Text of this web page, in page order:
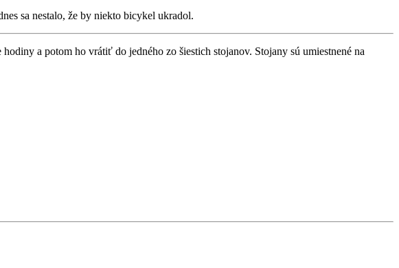
sa nestalo, že by niekto bicykel ukradol.
a potom ho vrátiť do jedného zo šiestich stojanov. Stojany sú umiestnené na